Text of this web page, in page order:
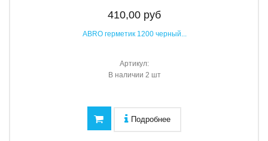
410,00 руб
ABRO герметик 1200 черный...
Артикул:
В наличии 2 шт
Подробнее